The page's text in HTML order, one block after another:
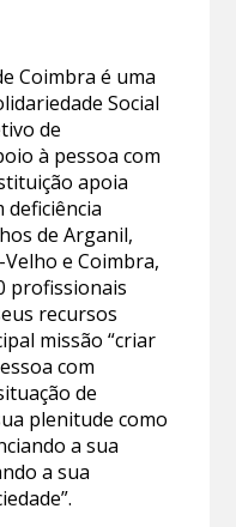
Coimbra é uma
Social
de
à pessoa com
apoia
deficiência
de Arganil,
e Coimbra,
profissionais
recursos
missão “criar
com
de
plenitude como
a sua
a sua